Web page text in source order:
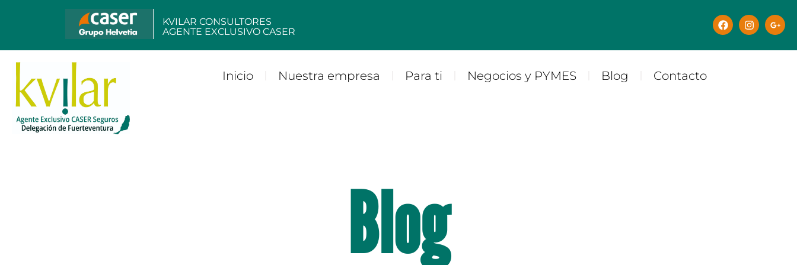
KVILAR CONSULTORES
AGENTE EXCLUSIVO CASER
Inicio Nuestra empresa Para ti Negocios y PYMES Blog Contacto
Blog